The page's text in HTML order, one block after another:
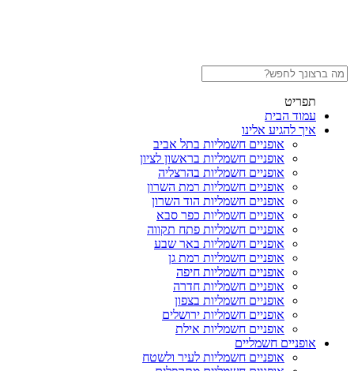
תפריט
עמוד הבית
איך להגיע אלינו
אופניים חשמליות בתל אביב
אופניים חשמליות בראשון לציון
אופניים חשמליות בהרצליה
אופניים חשמליות רמת השרון
אופניים חשמליות הוד השרון
אופניים חשמליות כפר סבא
אופניים חשמליות פתח תקווה
אופניים חשמליות באר שבע
אופניים חשמליות רמת גן
אופניים חשמליות חיפה
אופניים חשמליות חדרה
אופניים חשמליות בצפון
אופניים חשמליות ירושלים
אופניים חשמליות אילת
אופניים חשמליים
אופניים חשמליות לעיר ולשטח